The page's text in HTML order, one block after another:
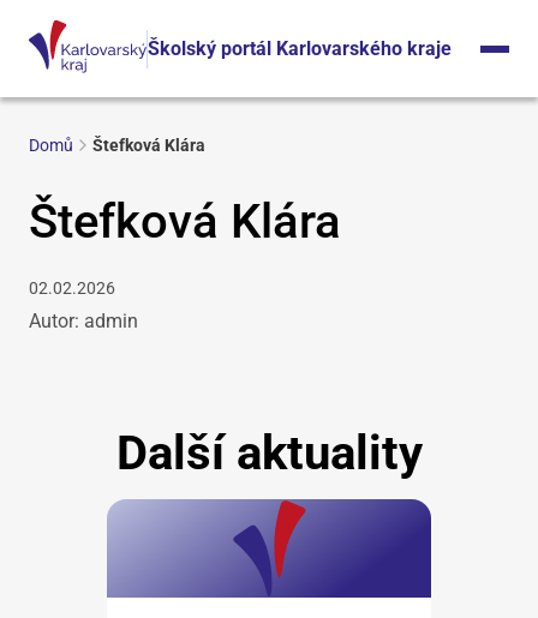
Školský portál Karlovarského kraje
Domů Štefková Klára
Štefková Klára
02.02.2026
Autor: admin
Další aktuality